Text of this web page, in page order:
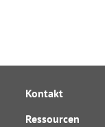
Kontakt
Ressourcen